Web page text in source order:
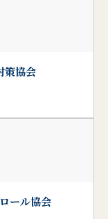
策協会
ール協会